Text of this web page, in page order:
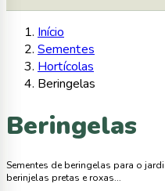
Início
Sementes
Hortícolas
Beringelas
Beringelas
Sementes de beringelas para o
berinjelas pretas e roxas...